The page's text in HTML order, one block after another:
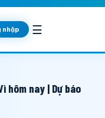
nhập ☰
hôm nay | Dự báo